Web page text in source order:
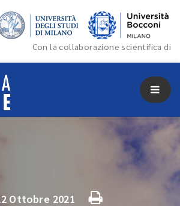
Con la collaborazione scientifica di
Ottobre 2021